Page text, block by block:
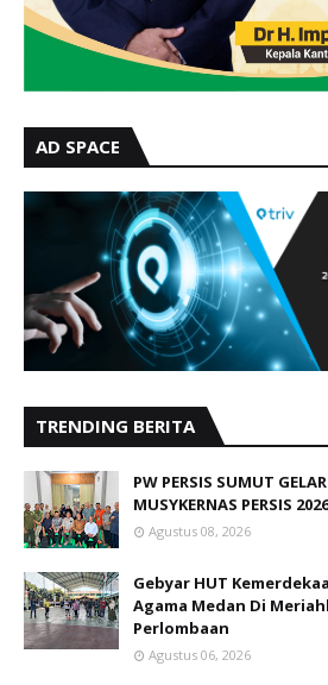
AD SPACE
TRENDING BERITA
PW PERSIS SUMUT
MUSYKERNAS PERSIS
Agustus 08, 2026
Gebyar HUT
Agama Medan Di
Perlombaan
Agustus 06, 2026